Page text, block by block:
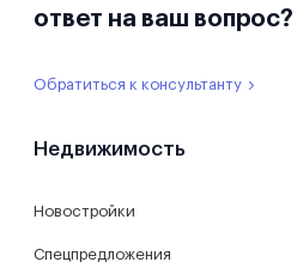
ответ на ваш вопрос?
Обратиться к консультанту
Недвижимость
Новостройки
Спецпредложения